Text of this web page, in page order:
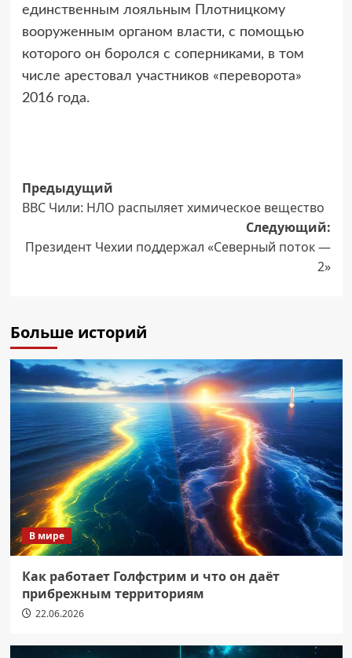
единственным лояльным Плотницкому
вооруженным органом власти, с помощью
которого он боролся с соперниками, в том
числе арестовал участников «переворота»
2016 года.
Навигация
записи
Предыдущий
ВВС Чили: НЛО распыляет химическое вещество
Следующий:
Президент Чехии поддержал «Северный поток —
2»
Больше историй
В мире
Как работает Голфстрим и что он даёт
прибрежным территориям
22.06.2026